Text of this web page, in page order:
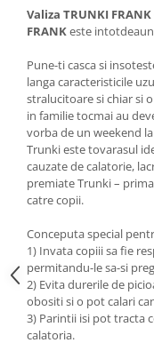
Valiza TRUNKI
FRANKeste
Pune-ti casca si
langa caracteristicile
stralucitoare si chiar si
in familie tocmai au
vorba de un weekend
Trunki este tovarasul
cauzate de calatorie,
premiate Trunki –
catre copii.
Conceputa special
1) Invata copiii sa fie
permitandu-le sa-si
2) Evita durerile de
obositi si o pot calari
3) Parintii isi pot tracta
calatoria.